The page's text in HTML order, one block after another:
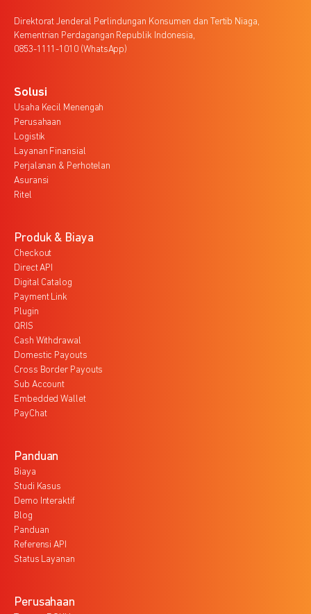
Direktorat Jenderal Perlindungan Konsumen dan Tertib Niaga,
Kementrian Perdagangan Republik Indonesia,
0853-1111-1010 (WhatsApp)
Solusi
Usaha Kecil Menengah
Perusahaan
Logistik
Layanan Finansial
Perjalanan & Perhotelan
Asuransi
Ritel
Produk & Biaya
Checkout
Direct API
Digital Catalog
Payment Link
Plugin
QRIS
Cash Withdrawal
Domestic Payouts
Cross Border Payouts
Sub Account
Embedded Wallet
PayChat
Panduan
Biaya
Studi Kasus
Demo Interaktif
Blog
Panduan
Referensi API
Status Layanan
Perusahaan